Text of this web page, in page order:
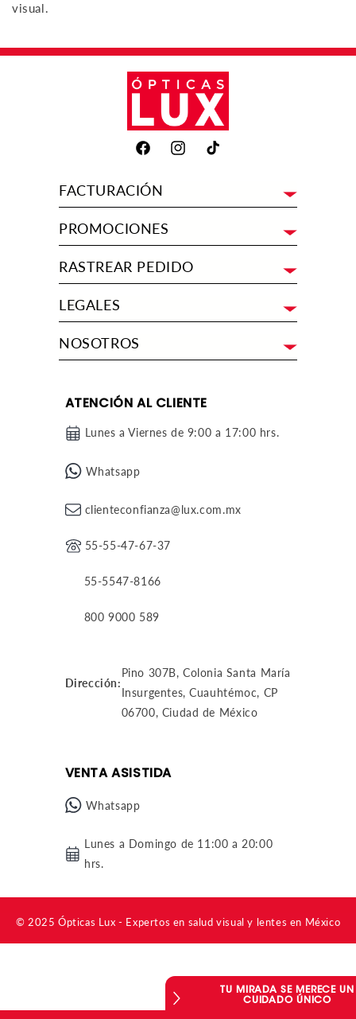
visual.
TU MIRADA SE MERECE UN
CUIDADO ÚNICO
FacebookInstagramTikTok
FACTURACIÓN
PROMOCIONES
RASTREAR PEDIDO
LEGALES
NOSOTROS
ATENCIÓN AL CLIENTE
Lunes a Viernes de 9:00 a 17:00 hrs.
Whatsapp
clienteconfianza@lux.com.mx
55-55-47-67-37
55-5547-8166
800 9000 589
Dirección:
Pino 307B, Colonia Santa María
Insurgentes, Cuauhtémoc, CP
06700, Ciudad de México
VENTA ASISTIDA
Whatsapp
Lunes a Domingo de 11:00 a 20:00
hrs.
© 2025 Ópticas Lux - Expertos en salud visual y lentes en México